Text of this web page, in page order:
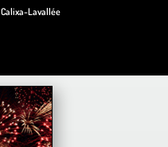
Calixa-Lavallée